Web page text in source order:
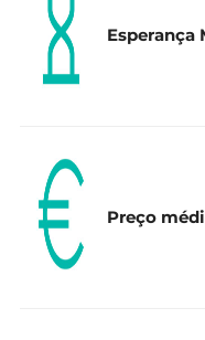
Esperança
Preço